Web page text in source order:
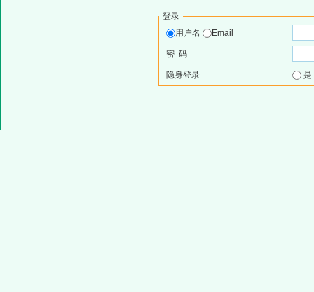
登录
用户名
Email
密 码
隐身登录